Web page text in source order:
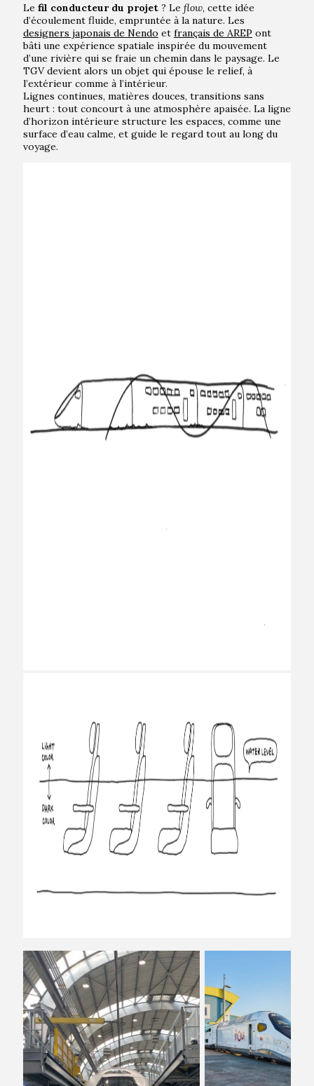
Le fil conducteur du projet? Le flow, cette idée
d’écoulement fluide, empruntée à la nature. Les
designers japonais de Nendo et français de AREP ont
bâti une expérience spatiale inspirée du mouvement
d’une rivière qui se fraie un chemin dans le paysage. Le
TGV devient alors un objet qui épouse le relief, à
l’extérieur comme à l’intérieur.
Lignes continues, matières douces, transitions sans
heurt : tout concourt à une atmosphère apaisée. La ligne
d’horizon intérieure structure les espaces, comme une
surface d’eau calme, et guide le regard tout au long du
voyage.